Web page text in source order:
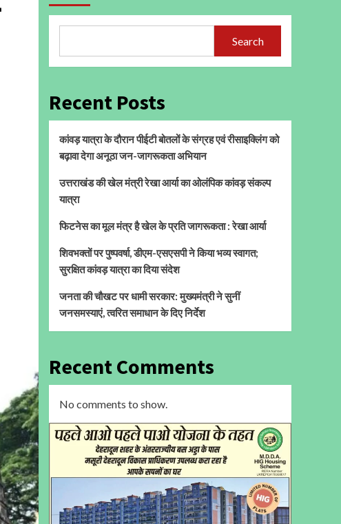
Search
Recent Posts
कांवड़ यात्रा के दौरान पीईटी बोतलों के संग्रह एवं रीसाइक्लिंग को
बढ़ावा देगा अनूठा जन-जागरूकता अभियान
उत्तराखंड की खेल मंत्री रेखा आर्या का ओलंपिक कांवड़ संकल्प
यात्रा
फिटनेस का मूल मंत्र है खेल के प्रति जागरूकता : रेखा आर्या
शिवभक्तों पर पुष्पवर्षा, डीएम-एसएसपी ने किया भव्य स्वागत;
सुरक्षित कांवड़ यात्रा का दिया संदेश
जनता की चौखट पर धामी सरकार: मुख्यमंत्री ने सुनीं
जनसमस्याएं, त्वरित समाधान के दिए निर्देश
Recent Comments
No comments to show.